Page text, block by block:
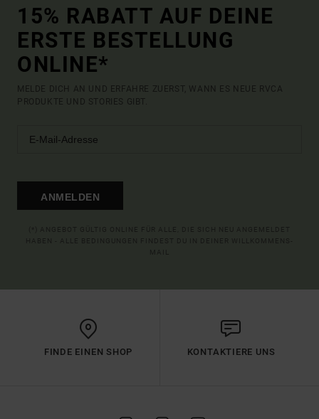
15% RABATT AUF DEINE
ERSTE BESTELLUNG
ONLINE*
MELDE DICH AN UND ERFAHRE ZUERST, WANN ES NEUE RVCA
PRODUKTE UND STORIES GIBT.
ANMELDEN
FINDE EINEN SHOP KONTAKTIERE UNS